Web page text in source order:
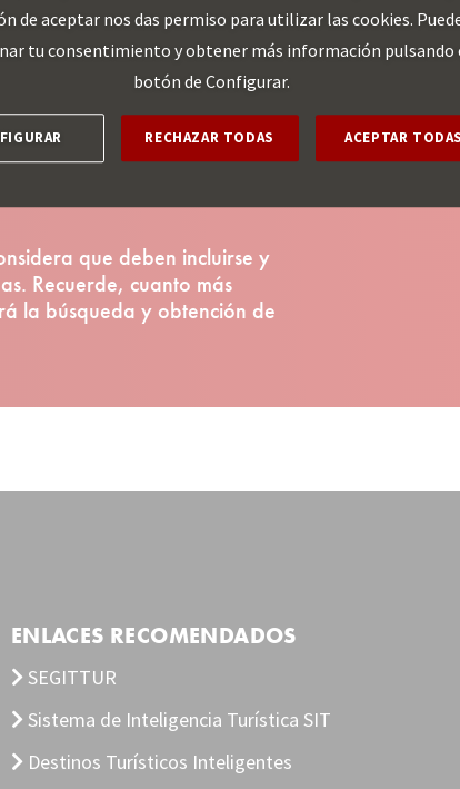
que deben incluirse y
Recuerde, cuanto más
la búsqueda y obtención de
ENLACES RECOMENDADOS
SEGITTUR
Sistema de Inteligencia Turística SIT
Destinos Turísticos Inteligentes
de aceptar nos das permiso para utilizar las cookies.
tu consentimiento y obtener más información pulsando
botón de Configurar.
RECHAZAR TODAS ACEPTAR